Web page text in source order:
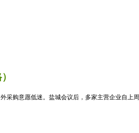
购意愿低迷。盐城会议后，多家主营企业自上